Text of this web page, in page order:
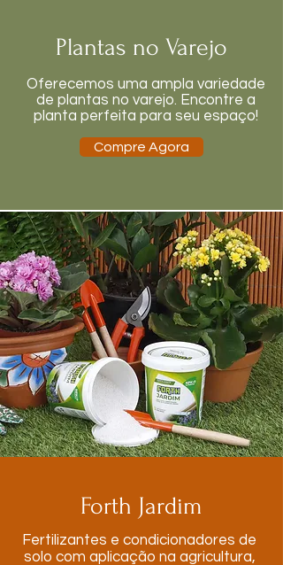
Plantas no Varejo
Oferecemos uma ampla variedade
de plantas no varejo. Encontre a
planta perfeita para seu espaço!
Compre Agora
Forth Jardim
Fertilizantes e condicionadores de
solo com aplicação na agricultura,